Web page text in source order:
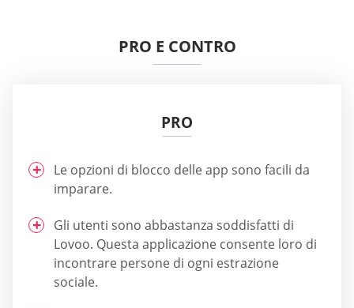
PRO E CONTRO
PRO
Le opzioni di blocco delle app sono facili da
imparare.
Gli utenti sono abbastanza soddisfatti di
Lovoo. Questa applicazione consente loro di
incontrare persone di ogni estrazione
sociale.